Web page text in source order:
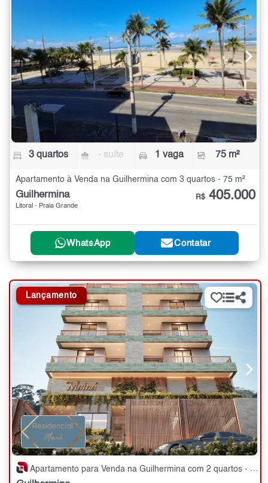
3 quartos - suíte 1 vaga 75 m²
Apartamento à Venda na Guilhermina com 3 quartos - 75 m²
Guilhermina
Litoral - Praia Grande
R$ 405.000
WhatsApp Contatar
Lançamento
Apartamento para Venda na Guilhermina com 2 quartos - 71 m²